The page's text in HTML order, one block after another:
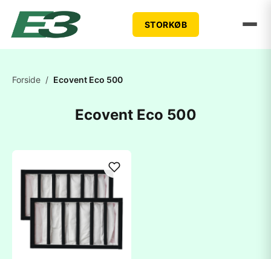
STORKØB
Forside / Ecovent Eco 500
Ecovent Eco 500